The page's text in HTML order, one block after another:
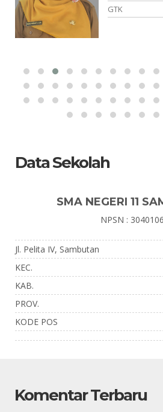
GTK
Data Sekolah
SMA NEGERI 11
NPSN :
Jl. Pelita IV, Sambutan
KEC.
KAB.
PROV.
KODE POS
Komentar Terbaru